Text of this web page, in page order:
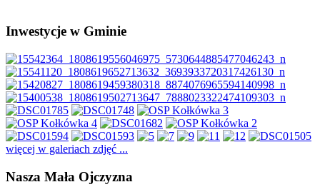
Inwestycje w Gminie
więcej w galeriach zdjęć ...
Nasza Mała Ojczyzna